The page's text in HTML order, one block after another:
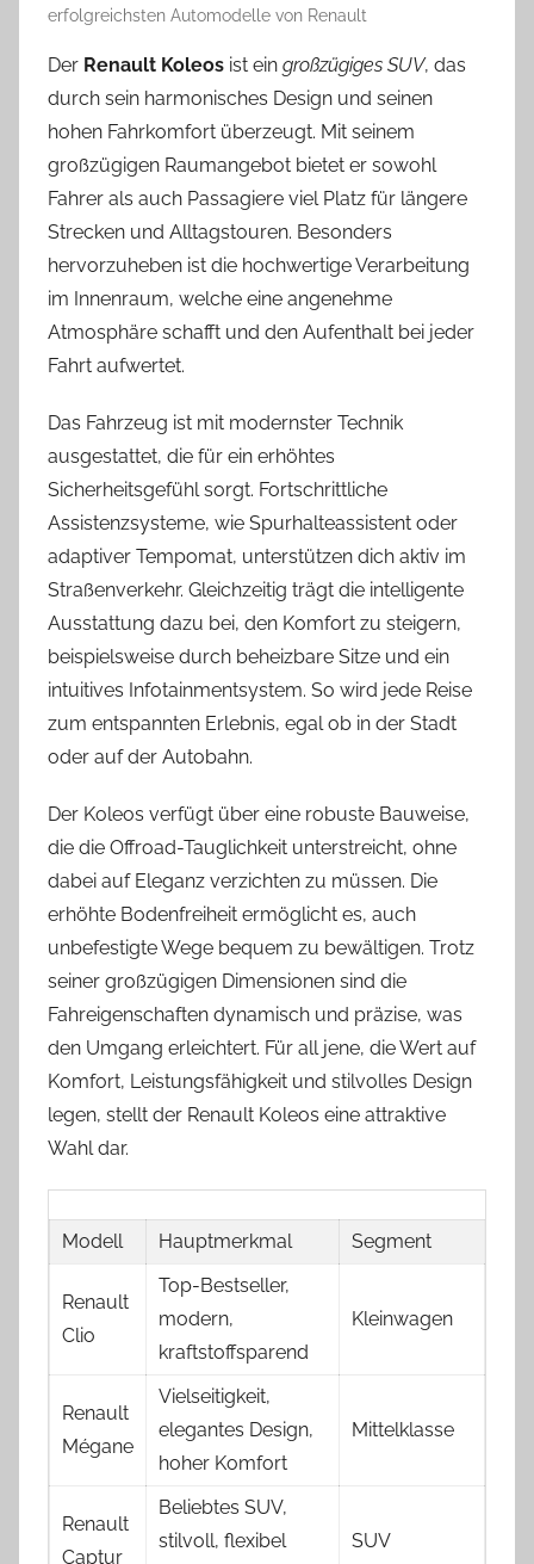
erfolgreichsten Automodelle von Renault
Der Renault Koleos ist ein großzügiges SUV, das
durch sein harmonisches Design und seinen
hohen Fahrkomfort überzeugt. Mit seinem
großzügigen Raumangebot bietet er sowohl
Fahrer als auch Passagiere viel Platz für längere
Strecken und Alltagstouren. Besonders
hervorzuheben ist die hochwertige Verarbeitung
im Innenraum, welche eine angenehme
Atmosphäre schafft und den Aufenthalt bei jeder
Fahrt aufwertet.
Das Fahrzeug ist mit modernster Technik
ausgestattet, die für ein erhöhtes
Sicherheitsgefühl sorgt. Fortschrittliche
Assistenzsysteme, wie Spurhalteassistent oder
adaptiver Tempomat, unterstützen dich aktiv im
Straßenverkehr. Gleichzeitig trägt die intelligente
Ausstattung dazu bei, den Komfort zu steigern,
beispielsweise durch beheizbare Sitze und ein
intuitives Infotainmentsystem. So wird jede Reise
zum entspannten Erlebnis, egal ob in der Stadt
oder auf der Autobahn.
Der Koleos verfügt über eine robuste Bauweise,
die die Offroad-Tauglichkeit unterstreicht, ohne
dabei auf Eleganz verzichten zu müssen. Die
erhöhte Bodenfreiheit ermöglicht es, auch
unbefestigte Wege bequem zu bewältigen. Trotz
seiner großzügigen Dimensionen sind die
Fahreigenschaften dynamisch und präzise, was
den Umgang erleichtert. Für all jene, die Wert auf
Komfort, Leistungsfähigkeit und stilvolles Design
legen, stellt der Renault Koleos eine attraktive
Wahl dar.
Modell Hauptmerkmal Segment
Renault
Clio
Top-Bestseller,
modern,
kraftstoffsparend
Kleinwagen
Renault
Mégane
Vielseitigkeit,
elegantes Design,
hoher Komfort
Mittelklasse
Renault
Captur
Beliebtes SUV,
stilvoll, flexibel
SUV